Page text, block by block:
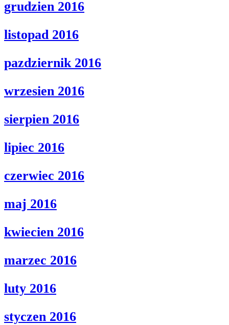
grudzien 2016
listopad 2016
pazdziernik 2016
wrzesien 2016
sierpien 2016
lipiec 2016
czerwiec 2016
maj 2016
kwiecien 2016
marzec 2016
luty 2016
styczen 2016